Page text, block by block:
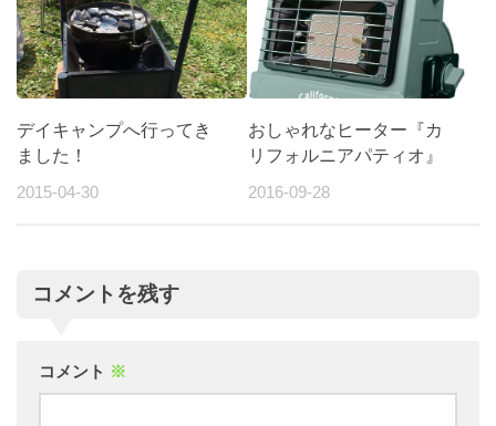
デイキャンプへ行ってき
ました！
2015-04-30
おしゃれなヒーター『カ
リフォルニアパティオ』
2016-09-28
コメントを残す
コメント ※